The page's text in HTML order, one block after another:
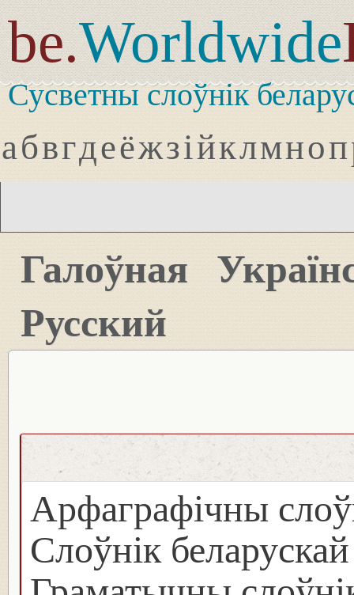
be.Worldwide
Сусветны слоўнік
абвгдеёжзійклмноп
Галоўная
Русский
Арфаграфічны
Слоўнік